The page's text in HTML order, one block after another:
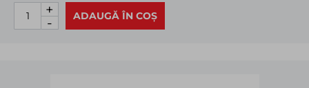
ADAUGĂ ÎN COȘ
+
-